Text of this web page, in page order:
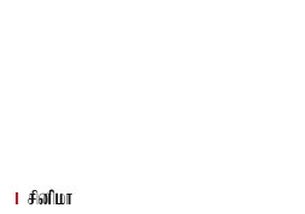
சினிமா